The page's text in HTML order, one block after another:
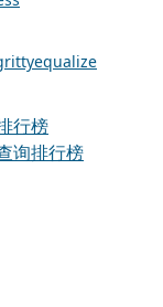
equalize
行榜
询排行榜